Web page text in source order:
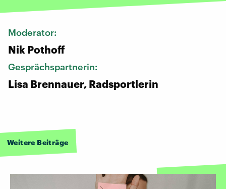
Moderator:
Nik Pothoff
Gesprächspartnerin:
Lisa Brennauer, Radsportlerin
Weitere Beiträge